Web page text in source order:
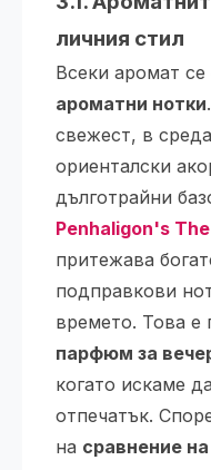
личния стил
Всеки аромат се
ароматни нотки
свежест, в
ориенталски
дълготрайни
Penhaligon's
притежава
подправкови
времето. Това е
парфюм за
когато искаме
отпечатък.
на сравнение